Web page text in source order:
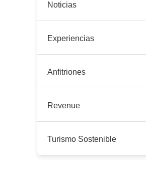
Noticias
Experiencias
Anfitriones
Revenue
Turismo Sostenible